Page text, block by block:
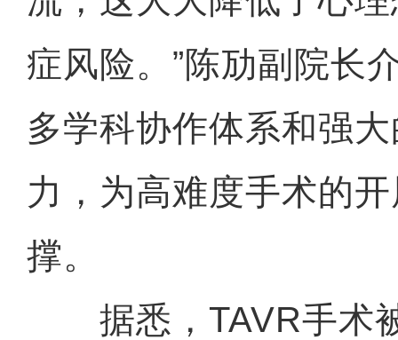
症风险。”陈劢副院长
多学科协作体系和强
力，为高难度手术的
撑。
据悉，TAVR手术